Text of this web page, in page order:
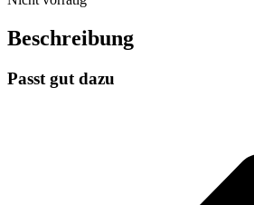
Beschreibung
Passt gut dazu